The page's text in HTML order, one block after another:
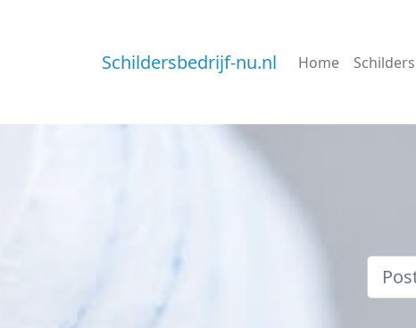
Schildersbedrijf-nu.nl Home Schilders